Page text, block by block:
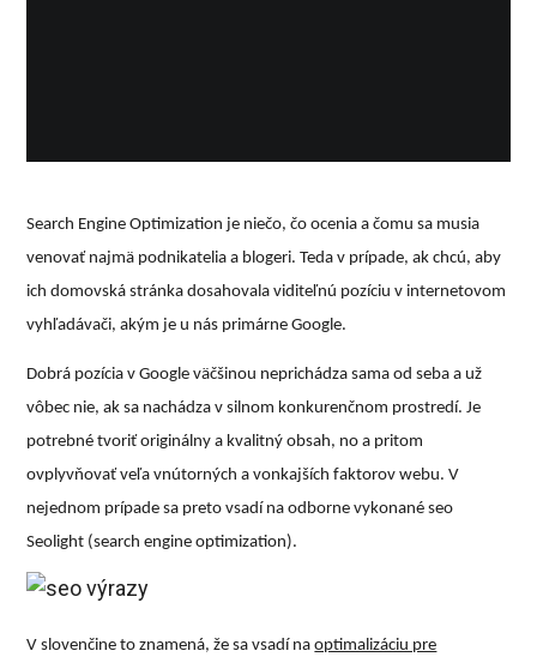
Search Engine Optimization je niečo, čo ocenia a čomu sa musia
venovať najmä podnikatelia a blogeri. Teda v prípade, ak chcú, aby
ich domovská stránka dosahovala viditeľnú pozíciu v internetovom
vyhľadávači, akým je u nás primárne Google.
Dobrá pozícia v Google väčšinou neprichádza sama od seba a už
vôbec nie, ak sa nachádza v silnom konkurenčnom prostredí. Je
potrebné tvoriť originálny a kvalitný obsah, no a pritom
ovplyvňovať veľa vnútorných a vonkajších faktorov webu. V
nejednom prípade sa preto vsadí na odborne vykonanéseo
Seolight (search engine optimization).
V slovenčine to znamená, že sa vsadí naoptimalizáciu pre